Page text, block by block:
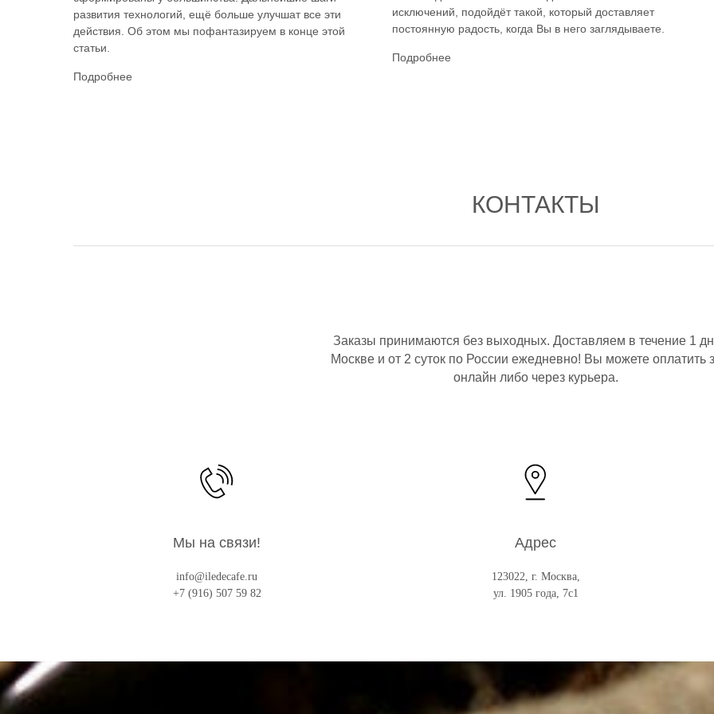
развития технологий, ещё больше улучшат все эти
действия. Об этом мы пофантазируем в конце этой
статьи.
Подробнее
исключений, подойдёт такой, который доставляет
постоянную радость, когда Вы в него заглядываете.
Подробнее
КОНТАКТЫ
Заказы принимаются без выходных. Доставляем в течение 1
Москве и от 2 суток по России ежедневно! Вы можете оплатить
онлайн либо через курьера.
Мы на связи!
info@iledecafe.ru
+7 (916) 507 59 82
Адрес
123022, г. Москва,
ул. 1905 года, 7с1